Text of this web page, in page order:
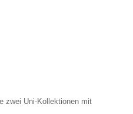
zwei Uni-Kollektionen mit